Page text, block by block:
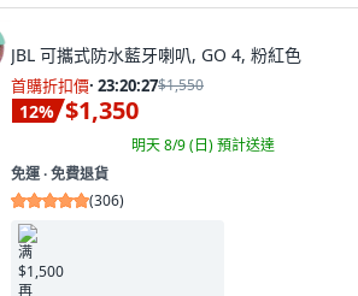
JBL 可攜式防水藍牙喇叭, GO 4, 粉紅色
首購折扣價· 23:20:26$1,550
12% $1,350
明天 8/9 (日)預計送達
免運 ∙ 免費退貨
(306)